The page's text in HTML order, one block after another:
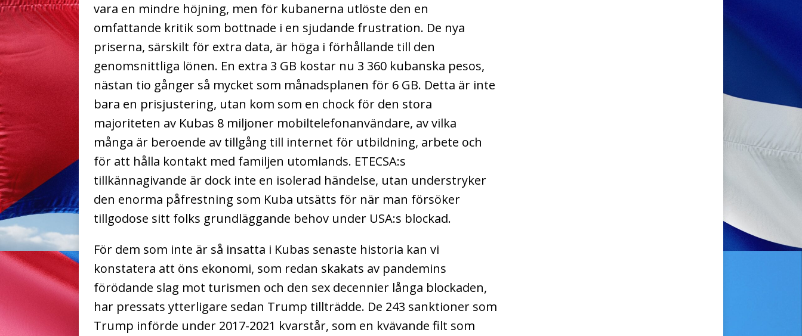
vara en mindre höjning, men för kubanerna utlöste den en
omfattande kritik som bottnade i en sjudande frustration. De nya
priserna, särskilt för extra data, är höga i förhållande till den
genomsnittliga lönen. En extra 3 GB kostar nu 3 360 kubanska pesos,
nästan tio gånger så mycket som månadsplanen för 6 GB. Detta är inte
bara en prisjustering, utan kom som en chock för den stora
majoriteten av Kubas 8 miljoner mobiltelefonanvändare, av vilka
många är beroende av tillgång till internet för utbildning, arbete och
för att hålla kontakt med familjen utomlands. ETECSA:s
tillkännagivande är dock inte en isolerad händelse, utan understryker
den enorma påfrestning som Kuba utsätts för när man försöker
tillgodose sitt folks grundläggande behov under USA:s blockad.
För dem som inte är så insatta i Kubas senaste historia kan vi
konstatera att öns ekonomi, som redan skakats av pandemins
förödande slag mot turismen och den sex decennier långa blockaden,
har pressats ytterligare sedan Trump tillträdde. De 243 sanktioner som
Trump införde under 2017-2021 kvarstår, som en kvävande filt som